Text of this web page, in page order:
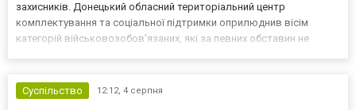
захисників. Донецький обласний територіальний центр
комплектування та соціальної підтримки оприлюднив вісім
категорій військовозобов’язаних, які за певних обставин не
Суспільство
12:12, 4 серпня